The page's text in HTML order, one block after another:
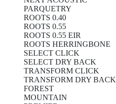
PARQUETRY
ROOTS 0.40
ROOTS 0.55
ROOTS 0.55 EIR
ROOTS HERRINGBONE
SELECT CLICK
SELECT DRY BACK
TRANSFORM CLICK
TRANSFORM DRY BACK
FOREST
MOUNTAIN